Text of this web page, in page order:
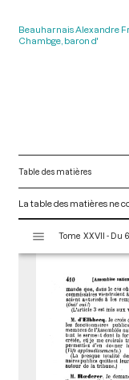
Beauharnais Alexandre
Chambge, baron d'
Table des matières
La table des matières ne
s
Tome XXVII - Du